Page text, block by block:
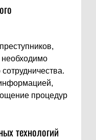
процедур
технологий